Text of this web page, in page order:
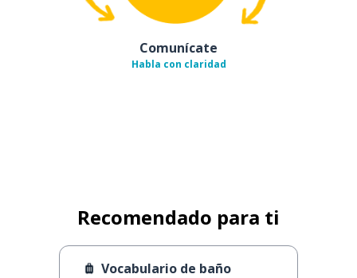
Comunícate
Habla con claridad
Recomendado para ti
Vocabulario de baño